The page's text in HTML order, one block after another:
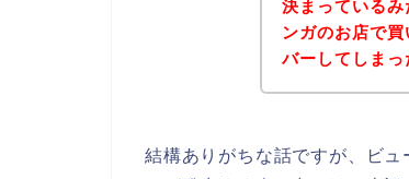
決まっている
ンガのお店で
バーしてしまっ
結構ありがちな話ですが、ビ